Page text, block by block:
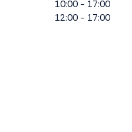
10:00 - 17:00
12:00 - 17:00